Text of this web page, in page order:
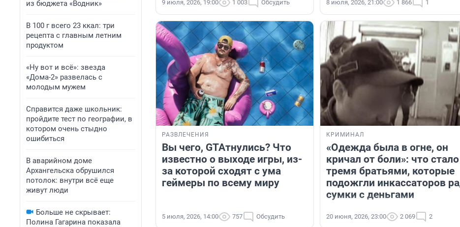
из бюджета «Водник»
В 100 г всего 23 ккал: три
рецепта с главным летним
продуктом
«Ну вот и всё»: звезда
«Дома-2» развелась с
молодым мужем
Справится даже школьник:
пройдите тест по географии, в
котором очень стыдно
ошибиться
В аварийном доме
Архангельска обрушился
потолок: внутри всё еще
живут люди
Больше не скрывает:
Полина Гагарина показала
9 июля, 2026, 19:00 1 003 Обсудить 8 июля, 2026, 21:00 1 866 1
РАЗВЛЕЧЕНИЯ
Вы чего, GTAтнулись? Что
известно о выходе игры, из-
за которой сходят с ума
геймеры по всему миру
5 июля, 2026, 14:00 757 Обсудить
КРИМИНАЛ
«Одежда была в огне, он
кричал от боли»: что
тремя братьями, которые
подожгли инкассаторов
сумки с деньгами
20 июня, 2026, 23:00 2 069 2